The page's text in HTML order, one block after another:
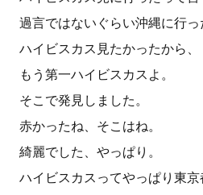
過言ではないぐらい沖縄に行
ハイビスカス見たかったから、
もう第一ハイビスカスよ。
そこで発見しました。
赤かったね、そこはね。
綺麗でした、やっぱり。
ハイビスカスってやっぱり東京